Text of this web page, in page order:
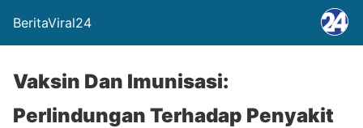
BeritaViral24
Vaksin Dan Imunisasi:
Perlindungan Terhadap Penyakit